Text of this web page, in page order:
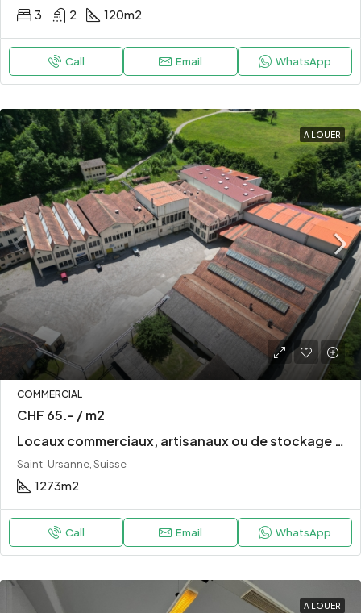
3 2 120m2
Call Email WhatsApp
A LOUER
COMMERCIAL
CHF 65.- / m2
Locaux commerciaux, artisanaux ou de stockage à louer à Saint-Ursanne
Saint-Ursanne, Suisse
1273m2
Call Email WhatsApp
A LOUER